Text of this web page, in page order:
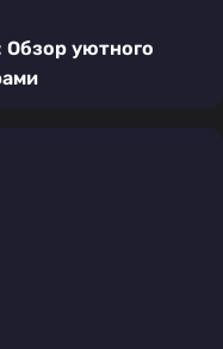
Обзор уютного